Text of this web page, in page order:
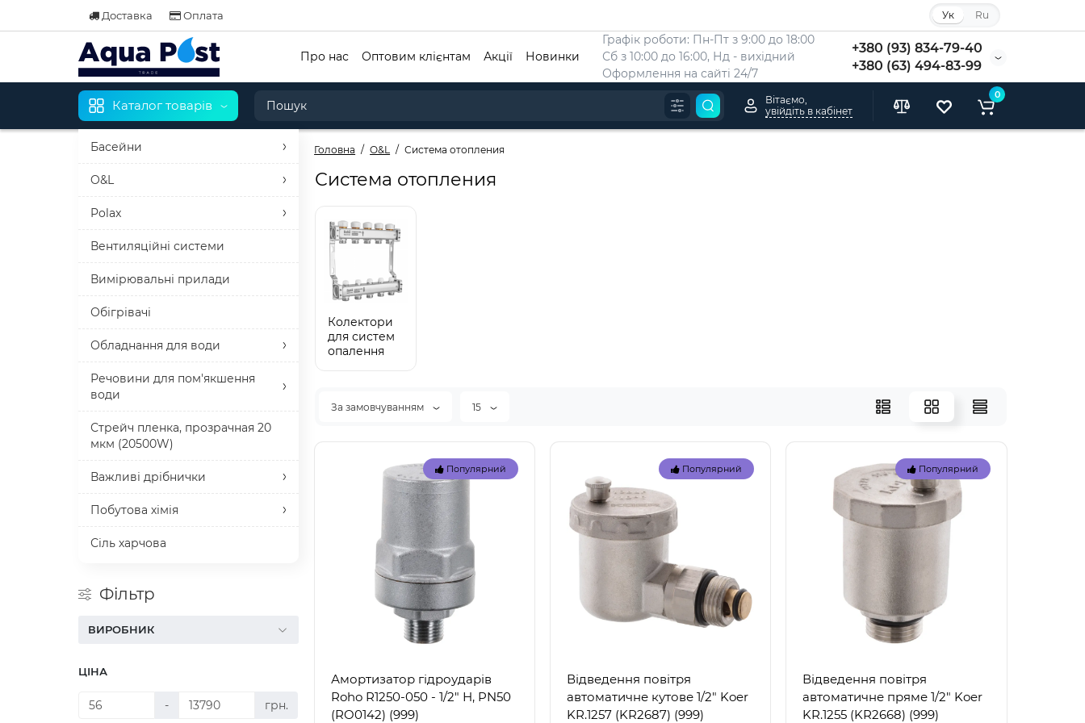
Доставка Оплата Ук Ru
Графік роботи: Пн-Пт з 9:00 до 18:00
Сб з 10:00 до 16:00, Нд - вихідний
Оформлення на сайтi 24/7
+380 (93) 834-79-40
+380 (63) 494-83-99
Про нас Оптовим клієнтам Акції Новинки
Каталог товарів
Басейни
O&L
Polax
Вентиляційні системи
Вимірювальні прилади
Обігрівачі
Обладнання для води
Речовини для пом'якшення
води
Стрейч пленка, прозрачная 20
мкм (20500W)
Важливі дрібнички
Побутова хімія
Сіль харчова
Вітаємо,
увійдіть в кабінет
0
Головна O&L Система отопления
Фільтр
ВИРОБНИК
ЦІНА
- грн.
Система отопления
Колектори
для систем
опалення
За замовчуванням 15
Популярний
Амортизатор гідроударів
Roho R1250-050 - 1/2" Н, PN50
(RO0142) (999)
Популярний
Відведення повітря
автоматичне кутове 1/2" Koer
KR.1257 (KR2687) (999)
Популярний
Відведення повітря
автоматичне пряме 1/2" Koer
KR.1255 (KR2668) (999)